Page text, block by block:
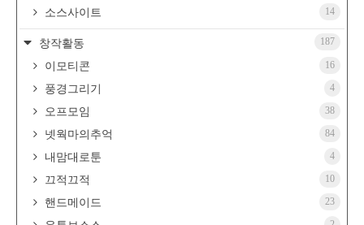
소스사이트 14
창작활동 187
이모티콘 16
풍경그리기 4
오프모임 38
넷웍마의추억 84
내맘대로툰 4
끄적끄적 10
핸드메이드 23